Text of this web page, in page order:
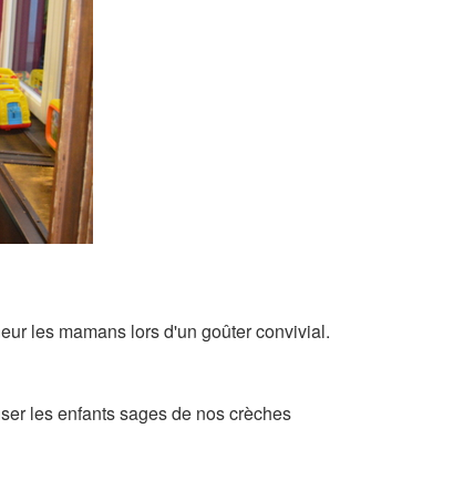
les mamans lors d'un goûter convivial.
les enfants sages de nos crèches